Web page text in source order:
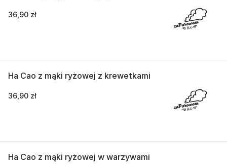
36,90 zł
Ha Cao z mąki ryżowej z krewetkami
36,90 zł
Ha Cao z mąki ryżowej w warzywami